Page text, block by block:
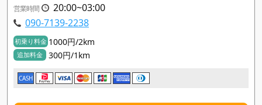
営業時間
20:00~03:00
090-7139-2238
初乗り料金 1000円/2km
追加料金 300円/1km
CASH